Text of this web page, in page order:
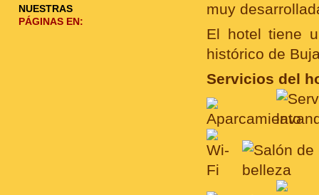
muy
El hotel tiene
histórico de
Servicios del
NUESTRAS
PÁGINAS EN: